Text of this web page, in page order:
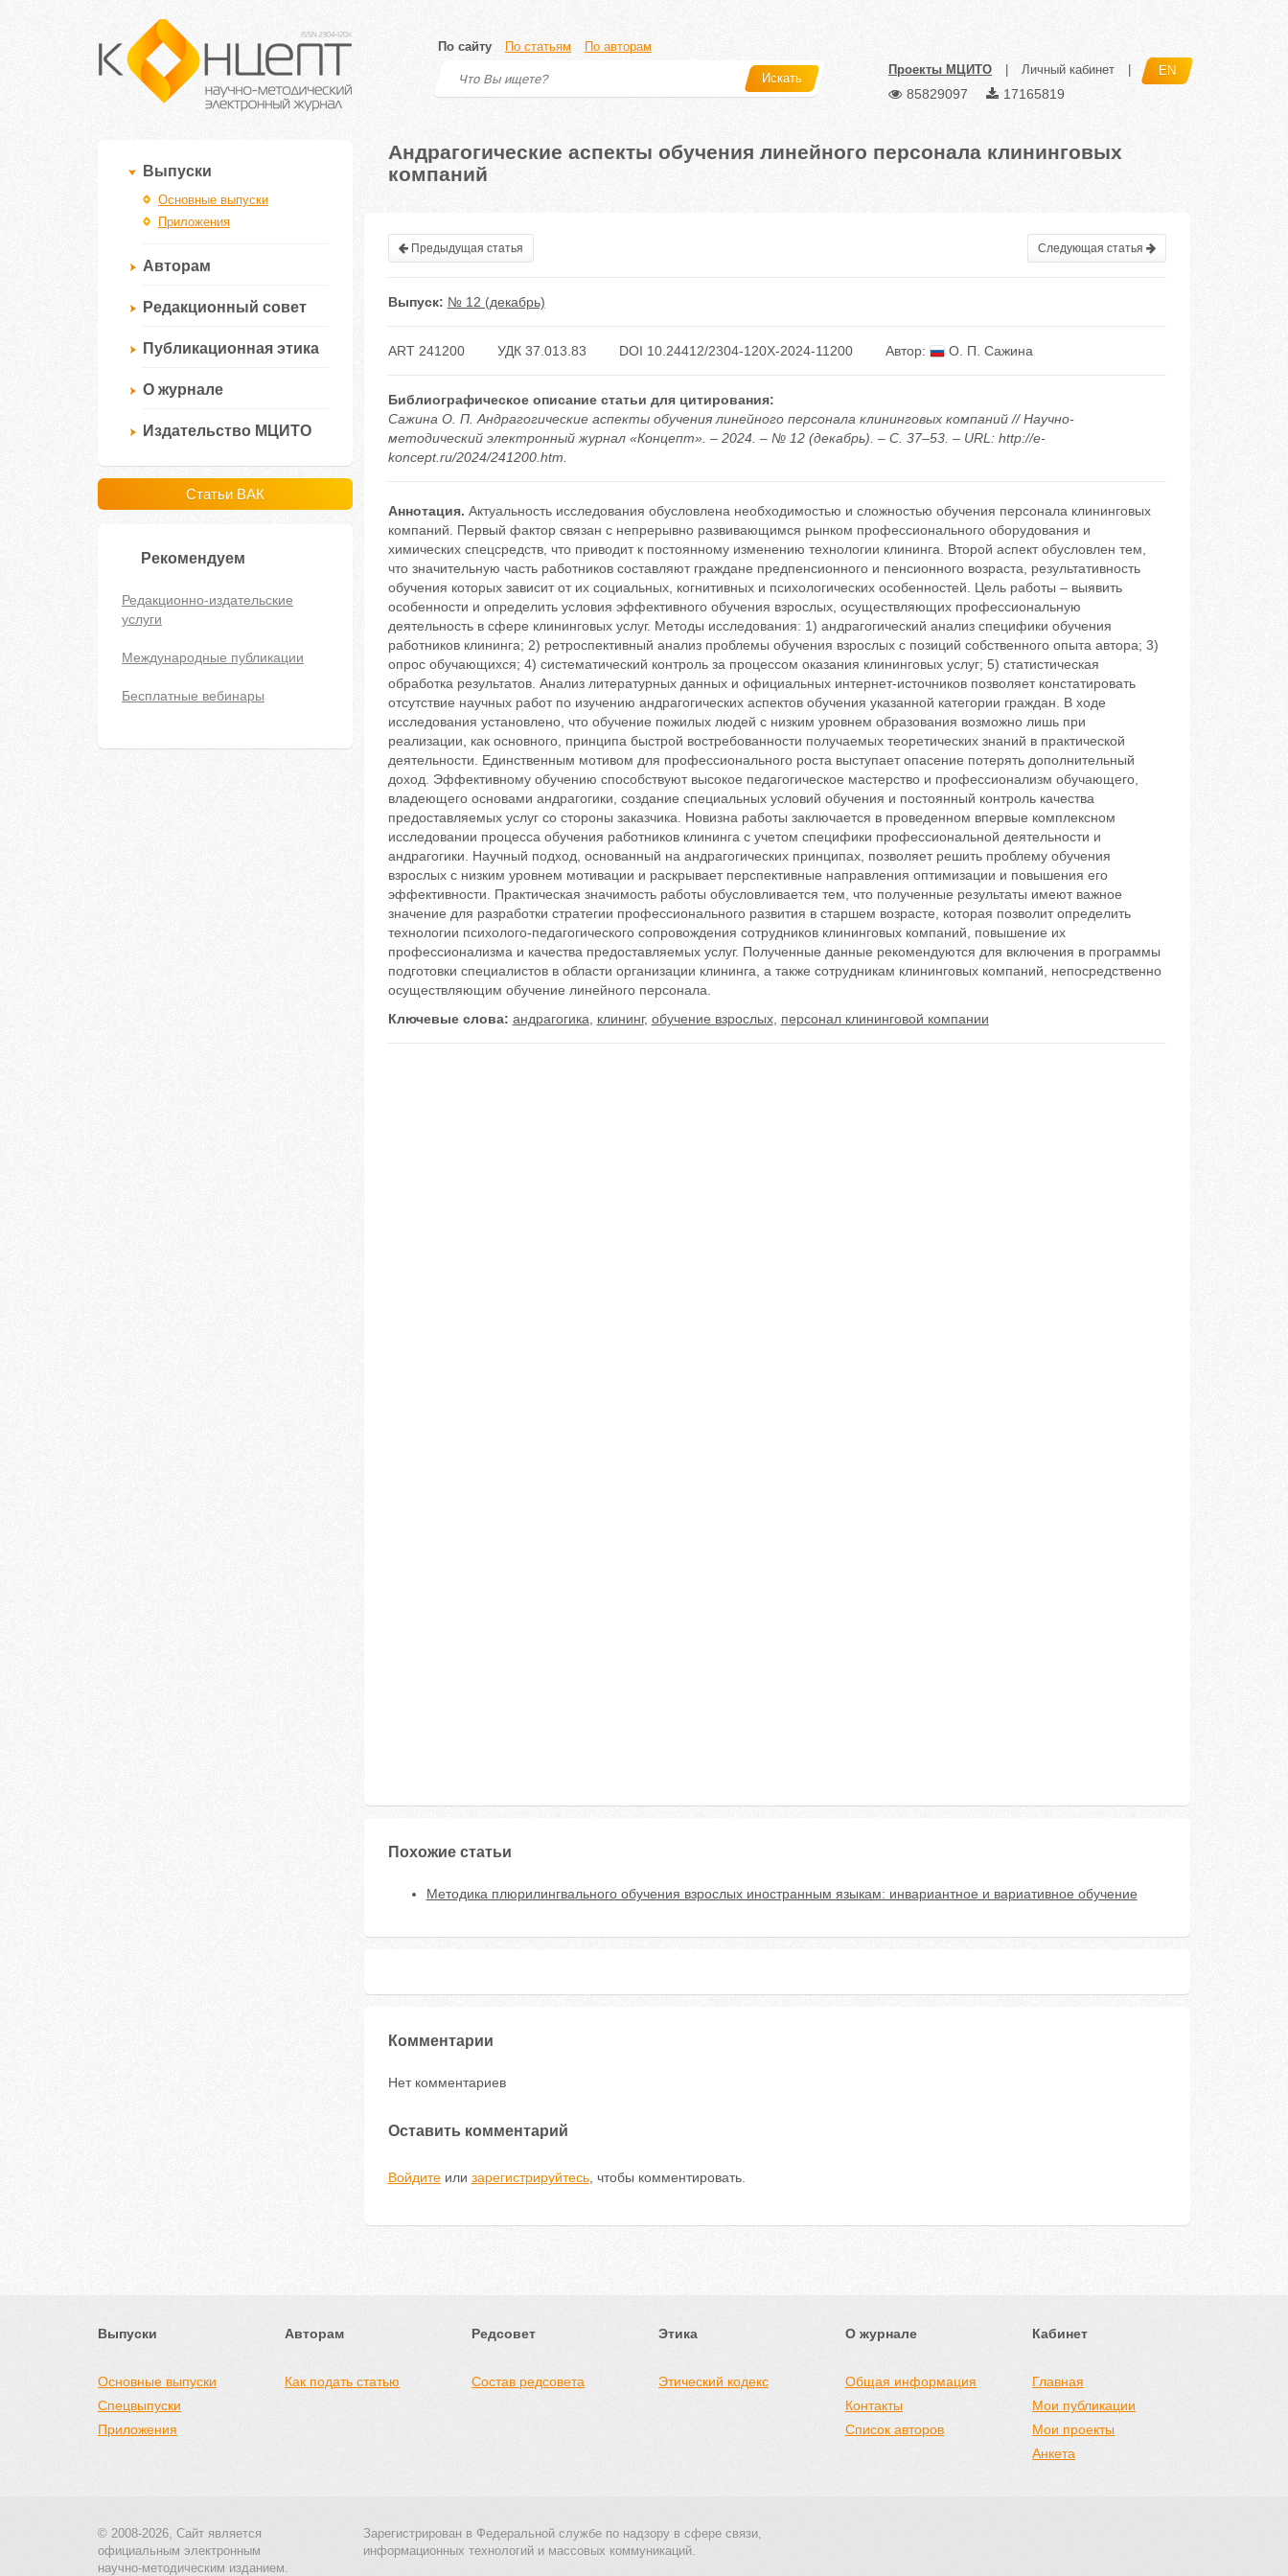
По сайту По статьям По авторам
Искать
Проекты МЦИТО Личный кабинет EN
85829097 17165819
Выпуски
Основные выпуски
Приложения
Авторам
Редакционный совет
Публикационная этика
О журнале
Издательство МЦИТО
Статьи ВАК
Рекомендуем
Редакционно-издательские
услуги
Международные публикации
Бесплатные вебинары
Андрагогические аспекты обучения линейного персонала клининговых
компаний
Предыдущая статья Следующая статья
Выпуск: № 12 (декабрь)
ART 241200 УДК 37.013.83 DOI 10.24412/2304-120X-2024-11200 Автор: О. П. Сажина
Библиографическое описание статьи для цитирования:
Сажина О. П. Андрагогические аспекты обучения линейного персонала клининговых компаний // Научно-
методический электронный журнал «Концепт». – 2024. – № 12 (декабрь). – С. 37–53. – URL: http://e-
koncept.ru/2024/241200.htm.
Аннотация. Актуальность исследования обусловлена необходимостью и сложностью обучения персонала клининговых
компаний. Первый фактор связан с непрерывно развивающимся рынком профессионального оборудования и
химических спецсредств, что приводит к постоянному изменению технологии клининга. Второй аспект обусловлен тем,
что значительную часть работников составляют граждане предпенсионного и пенсионного возраста, результативность
обучения которых зависит от их социальных, когнитивных и психологических особенностей. Цель работы – выявить
особенности и определить условия эффективного обучения взрослых, осуществляющих профессиональную
деятельность в сфере клининговых услуг. Методы исследования: 1) андрагогический анализ специфики обучения
работников клининга; 2) ретроспективный анализ проблемы обучения взрослых с позиций собственного опыта автора; 3)
опрос обучающихся; 4) систематический контроль за процессом оказания клининговых услуг; 5) статистическая
обработка результатов. Анализ литературных данных и официальных интернет-источников позволяет констатировать
отсутствие научных работ по изучению андрагогических аспектов обучения указанной категории граждан. В ходе
исследования установлено, что обучение пожилых людей с низким уровнем образования возможно лишь при
реализации, как основного, принципа быстрой востребованности получаемых теоретических знаний в практической
деятельности. Единственным мотивом для профессионального роста выступает опасение потерять дополнительный
доход. Эффективному обучению способствуют высокое педагогическое мастерство и профессионализм обучающего,
владеющего основами андрагогики, создание специальных условий обучения и постоянный контроль качества
предоставляемых услуг со стороны заказчика. Новизна работы заключается в проведенном впервые комплексном
исследовании процесса обучения работников клининга с учетом специфики профессиональной деятельности и
андрагогики. Научный подход, основанный на андрагогических принципах, позволяет решить проблему обучения
взрослых с низким уровнем мотивации и раскрывает перспективные направления оптимизации и повышения его
эффективности. Практическая значимость работы обусловливается тем, что полученные результаты имеют важное
значение для разработки стратегии профессионального развития в старшем возрасте, которая позволит определить
технологии психолого-педагогического сопровождения сотрудников клининговых компаний, повышение их
профессионализма и качества предоставляемых услуг. Полученные данные рекомендуются для включения в программы
подготовки специалистов в области организации клининга, а также сотрудникам клининговых компаний, непосредственно
осуществляющим обучение линейного персонала.
Ключевые слова: андрагогика клининг, обучение взрослых, персонал клининговой компании
Похожие статьи
Методика плюрилингвального обучения взрослых иностранным языкам: инвариантное и вариативное обучение
Комментарии
Нет комментариев
Оставить комментарий
Войдитеили зарегистрируйтесь, чтобы комментировать.
Выпуски
Основные выпуски
Спецвыпуски
Приложения
Авторам
Как подать статью
Редсовет
Состав редсовета
Этика
Этический кодекс
О журнале
Общая информация
Контакты
Список авторов
Кабинет
Главная
Мои публикации
Мои проекты
Анкета
© 2008-2026, Сайт является
официальным электронным
научно-методическим изданием.
Зарегистрирован в Федеральной службе по надзору в сфере связи,
информационных технологий и массовых коммуникаций.